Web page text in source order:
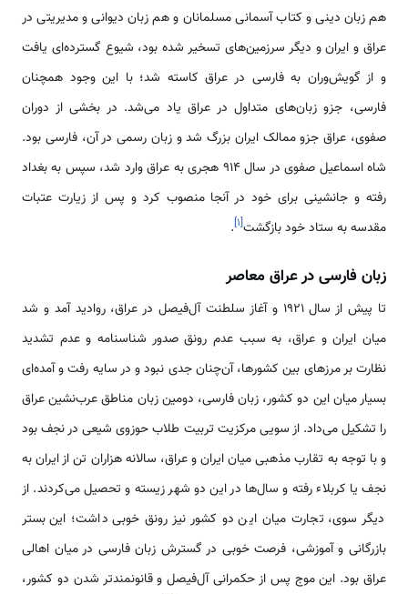
هم زبان دینی و کتاب آسمانی مسلمانان و هم زبان دیوانی و مدیریتی در
عراق و ایران و دیگر سرزمین‌های تسخیر شده بود، شیوع گسترده‌ای یافت
و از گویش‌وران به فارسی در عراق کاسته شد؛ با این وجود همچنان
فارسی، جزو زبان‌های متداول در عراق یاد می‌شد. در بخشی از دوران
صفوی، عراق جزو ممالک ایران بزرگ شد و زبان رسمی در آن، فارسی بود.
شاه اسماعیل صفوی در سال 914 هجری به عراق وارد شد، سپس به بغداد
رفته و جانشینی برای خود در آنجا منصوب کرد و پس از زیارت عتبات
مقدسه به ستاد خود بازگشت[۱]
.
زبان فارسی در عراق معاصر
تا پیش از سال 1921 و آغاز سلطنت آل‌فیصل در عراق، روادید آمد و شد
میان ایران و عراق، به سبب عدم رونق صدور شناسنامه و عدم تشدید
نظارت بر مرزهای بین کشورها، آن‌چنان جدی نبود و در سایه رفت و آمده‌ای
بسیار میان این دو کشور، زبان فارسی، دومین زبان مناطق عرب‌نشین عراق
را تشکیل می‌داد. از سویی مرکزیت تربیت طلاب حوزوی شیعی در نجف بود
و با توجه به تقارب مذهبی میان ایران و عراق، سالانه هزاران تن از ایران به
نجف یا کربلاء رفته و سال‌ها در این دو شهر زیسته و تحصیل می‌کردند. از
دیگر سوی، تجارت میان این دو کشور نیز رونق خوبی داشت؛ این بستر
بازرگانی و آموزشی، فرصت خوبی در گسترش زبان فارسی در میان اهالی
عراق بود. این موج پس از حکمرانی آل‌فیصل و قانونمندتر شدن دو کشور،